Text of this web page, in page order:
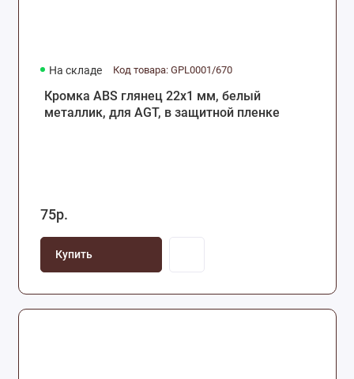
На складе Код товара: GPL0001/670
Кромка ABS глянец 22х1 мм, белый
металлик, для AGT, в защитной пленке
75р.
Купить